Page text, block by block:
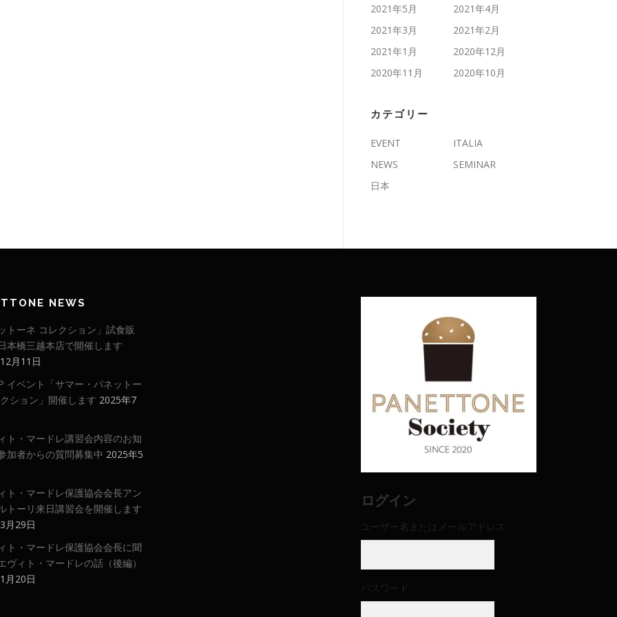
2021年5月
2021年4月
2021年3月
2021年2月
2021年1月
2020年12月
2020年11月
2020年10月
カテゴリー
EVENT
ITALIA
NEWS
SEMINAR
日本
NEWS
トーネ コレクション」試食販
本橋三越本店で開催します
月11日
イベント「サマー・パネットー
ション」開催します 2025年7
ト・マードレ講習会内容のお知
加者からの質問募集中 2025年5
ト・マードレ保護協会会長アン
トーリ来日講習会を開催します
月29日
ト・マードレ保護協会会長に聞
ヴィト・マードレの話（後編）
月20日
ログイン
ユーザー名またはメールアドレス
パスワード